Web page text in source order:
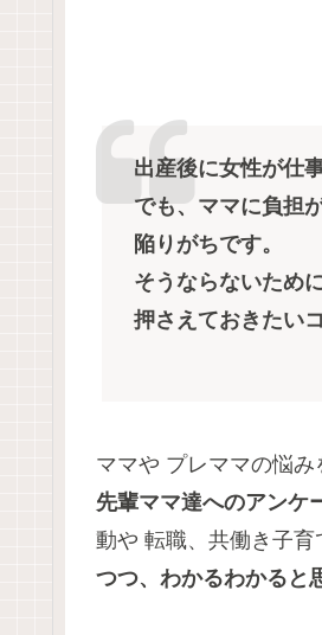
出産後に女性が仕
でも、ママに負担
陥りがちです。
そうならないため
押さえておきたい
ママや プレママの悩み
先輩ママ達へのアンケ
動や 転職、共働き子
つつ、わかるわかると